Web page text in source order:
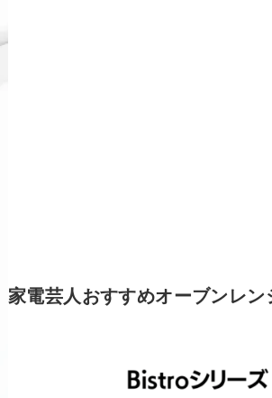
家電芸人おすすめオーブンレン